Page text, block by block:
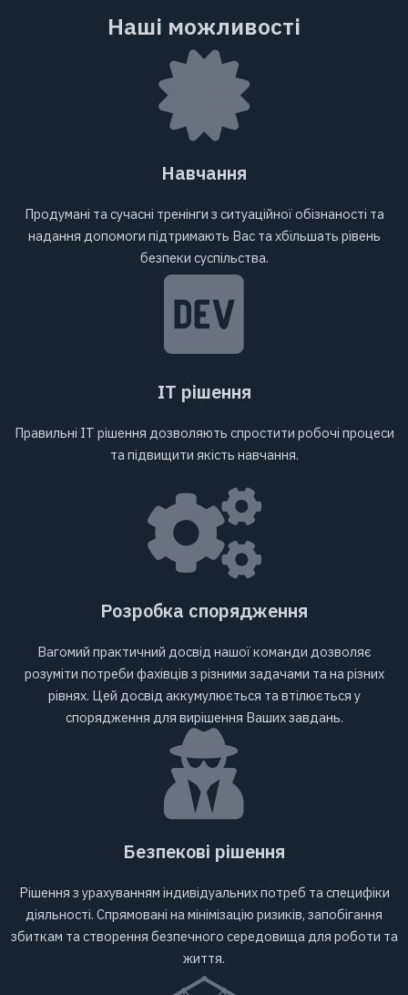
Наші можливості
Навчання
Продумані та сучасні тренінги з ситуаційної обізнаності та
надання допомоги підтримають Вас та хбільшать рівень
безпеки суспільства.
ІТ рішення
Правильні ІТ рішення дозволяють спростити робочі процеси
та підвищити якість навчання.
Розробка спорядження
Вагомий практичний досвід нашої команди дозволяє
розуміти потреби фахівців з різними задачами та на різних
рівнях. Цей досвід аккумулюється та втілюється у
спорядження для вирішення Ваших завдань.
Безпекові рішення
Рішення з урахуванням індивідуальних потреб та специфіки
діяльності. Спрямовані на мінімізацію ризиків, запобігання
збиткам та створення безпечного середовища для роботи та
життя.